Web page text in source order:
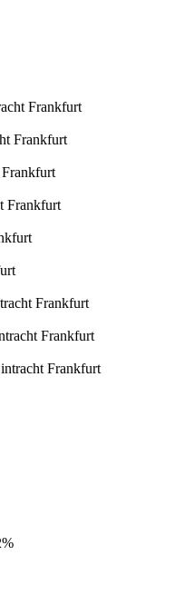
Frankfurt
Frankfurt
Frankfurt
Frankfurt
Frankfurt
Frankfurt